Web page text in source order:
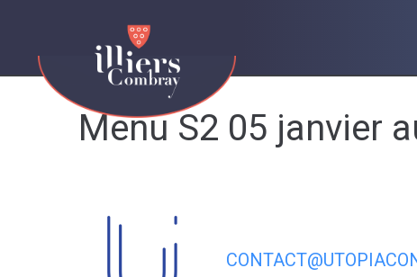
Menu S2 05 janvier